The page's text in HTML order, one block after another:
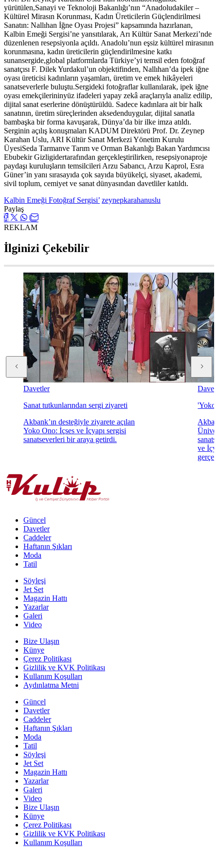
yürütülen,Sanayi ve Teknoloji Bakanlığı’nın “Anadoludakiler –
Kültürel Mirasın Korunması, Kadın Üreticilerin Güçlendirilmesi
Sanatın: Nallıhan İğne Oyası Projesi” kapsamında hazırlanan,
Kalbin Emeği Sergisi’ne yansıtılarak, Arı Kültür Sanat Merkezi’nde
düzenlenen resepsiyonla açıldı. Anadolu’nun eşsiz kültürel mirasının
korunmasına, kadın üreticilerin güçlendirilmesine katkı
sunansergide,global platformlarda Türkiye’yi temsil eden fotoğraf
sanatçısı F. Dilek Yurdakul’un objektifinden, Nallıhan’da ipek iğne
oyası üreticisi kadınların yaşamları, üretim ve emek hikâyeleri
sanatseverlerle buluştu.Sergideki fotoğraflar kullanılarak, ipek iğne
oyası emekçilerininyüz ifadeleri yapay zekâ araçlarıyla analiz edilip,
dijital sanat eserlerine dönüştürüldü. Sadece kadınlara ait bir halk
sanatının, üretim süreçlerinden aksedenduygular, dijital sanatla
bambaşka bir forma kavuşarak, Dünya’da bir ilke imza atıldı.
Serginin açılış konuşmaları KADUM Direktörü Prof. Dr. Zeynep
Karahan Uslu, ARI Kültür Sanat Merkezi Yönetim Kurulu
ÜyesiSeda Tarmanve Tarım ve Orman Bakanlığı Bakan Yardımcısı
Ebubekir Gizligidertarafından gerçekleştirilirken, resepsiyonaproje
paydaşı kuruluşların temsilcileri Arzu Sabancı, Arzu Kaprol, Esra
Güner’in yanı sırasayıda çok sayıda büyükelçi, siyaset, akademi,
sivil toplum, cemiyet ve sanat dünyasından davetliler katıldı.
Kalbin Emeği Fotoğraf Sergisi’ zeynepkarahanuslu
Paylaş
REKLAM
İlginizi Çekebilir
Davetler
Sanat tutkunlarından sergi ziyareti
Akbank’ın desteğiyle ziyarete açılan
Yoko Ono: İçses ve İçyapı sergisi
sanatseverleri bir araya getirdi.
'Yoko
ve
Güncel
Davetler
Caddeler
Haftanın Şıkları
Moda
Tatil
Söyleşi
Jet Set
Magazin Hattı
Yazarlar
Galeri
Video
Bize Ulaşın
Künye
Çerez Politikası
Gizlilik ve KVK Politikası
Kullanım Koşulları
Aydınlatma Metni
Güncel
Davetler
Caddeler
Haftanın Şıkları
Moda
Tatil
Söyleşi
Jet Set
Magazin Hattı
Yazarlar
Galeri
Video
Bize Ulaşın
Künye
Çerez Politikası
Gizlilik ve KVK Politikası
Kullanım Koşulları